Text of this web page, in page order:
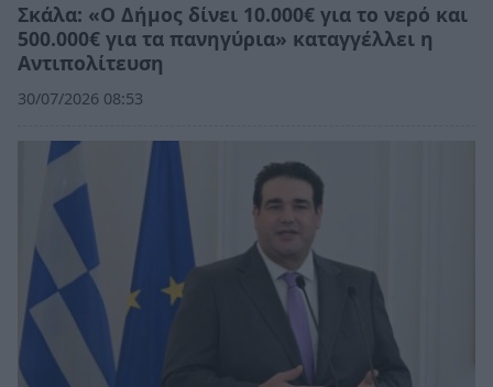
Σκάλα: «Ο Δήμος δίνει 10.000€ για το νερό και
500.000€ για τα πανηγύρια» καταγγέλλει η
Αντιπολίτευση
30/07/2026 08:53